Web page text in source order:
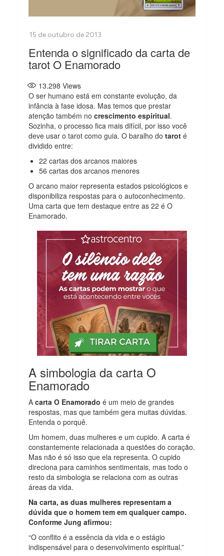
Entenda o significado da carta de
tarot O Enamorado
13.298 Views
O ser humano está em constante evolução, da
infância à fase idosa. Mas temos que prestar
atenção também nocrescimento espiritual.
Sozinha, o processo fica mais difícil, por isso você
deve usar o tarot como guia. O baralho dotarot é
dividido entre:
22 cartas dos arcanos maiores
56 cartas dos arcanos menores
O arcano maior representa estados psicológicos e
disponibiliza respostas para o autoconhecimento.
Uma carta que tem destaque entre as 22 é O
Enamorado.
A simbologia da carta O
Enamorado
Acarta O Enamoradoé um meio de grandes
respostas, mas que também gera muitas dúvidas.
Entenda o porquê.
Um homem, duas mulheres e um cupido. A carta é
constantemente relacionada a questões do coração.
Mas não é só isso que ela representa. O cupido
direciona para caminhos sentimentais, mas todo o
resto da simbologia se relaciona com as outras
áreas da vida.
Na carta, as duas mulheres representam a
dúvida que o homem tem em qualquer campo.
Conforme Jung afirmou:
“O conflito é a essência da vida e o estágio
indispensável para o desenvolvimento espiritual.”